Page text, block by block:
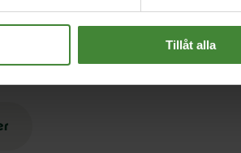
Tillåt alla
kampen för
Earth
säkerhetsfråga